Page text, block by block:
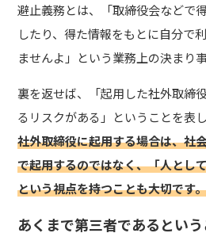
避止義務とは、「取締役会などで
したり、得た情報をもとに自分で
ませんよ」という業務上の決まり事
裏を返せば、「起用した社外取締
るリスクがある」ということを表し
社外取締役に起用する場合は、社
で起用するのではなく、「人とし
という視点を持つことも大切です。
あくまで第三者であるとい